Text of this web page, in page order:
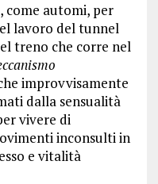
, come automi, per
lavoro del tunnel
treno che corre nel
improvvisamente
dalla sensualità
vivere di
inconsulti in
e vitalità